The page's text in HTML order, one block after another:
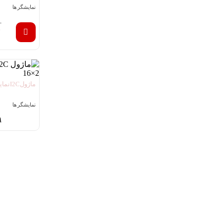
نمایشگر ها
ماژول I2C نمایشگر کاراکتری 2×16
نمایشگر ها